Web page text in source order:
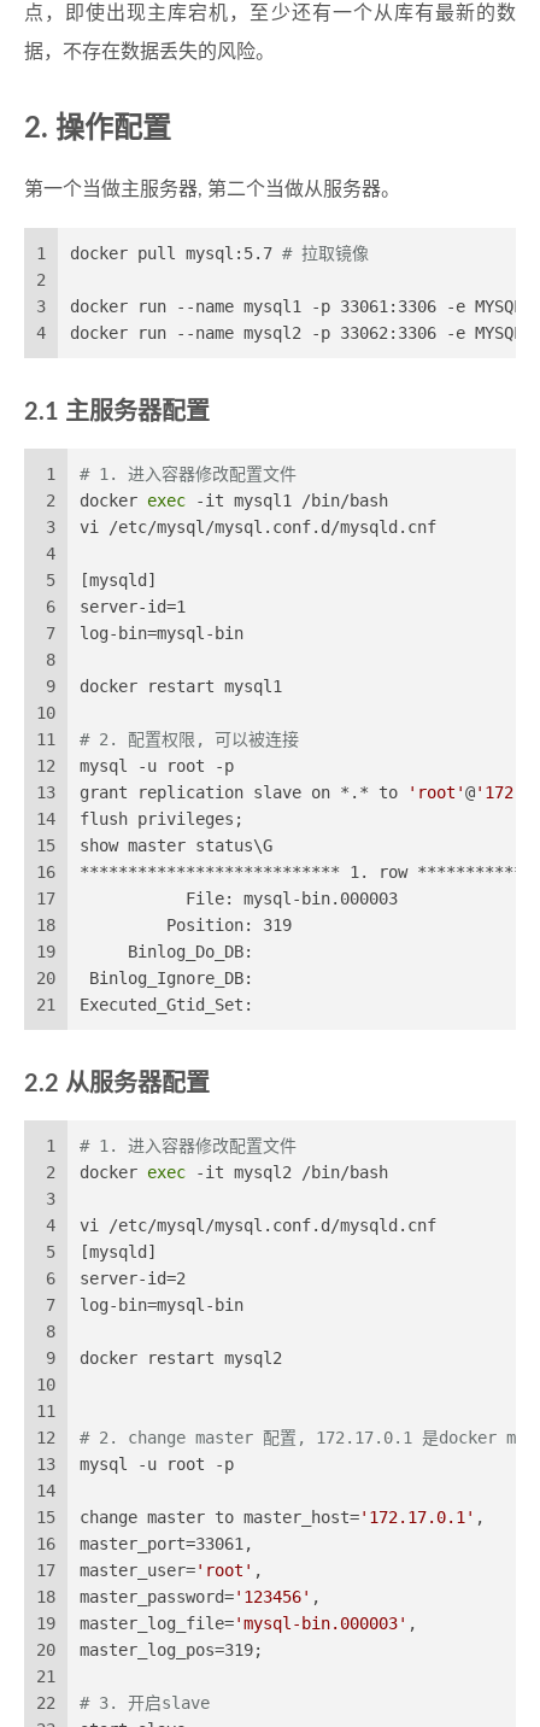
点，即使出现主库宕机，至少还有一个从库有最新的数
据，不存在数据丢失的风险。
2. 操作配置
第一个当做主服务器, 第二个当做从服务器。
1
2
3
4
docker pull mysql:5.7 # 拉取镜像
docker run --name mysql1 -p 33061:3306 -e
docker run --name mysql2 -p 33062:3306 -e
2.1 主服务器配置
1
2
3
4
5
6
7
8
9
10
11
12
13
14
15
16
17
18
19
20
21
# 1. 进入容器修改配置文件
docker exec -it mysql1 /bin/bash
vi /etc/mysql/mysql.conf.d/mysqld.cnf
[mysqld]
server-id=1
log-bin=mysql-bin
docker restart mysql1
# 2. 配置权限, 可以被连接
mysql -u root -p
grant replication slave on *.* to
'root'@
flush privileges;
show master status\G
*************************** 1. row
           File: mysql-bin.000003
         Position: 319
     Binlog_Do_DB:
Binlog_Ignore_DB:
Executed_Gtid_Set:
2.2 从服务器配置
1
2
3
4
5
6
7
8
9
10
11
12
13
14
15
16
17
18
19
20
21
22
# 1. 进入容器修改配置文件
docker exec -it mysql2 /bin/bash
vi /etc/mysql/mysql.conf.d/mysqld.cnf
[mysqld]
server-id=2
log-bin=mysql-bin
docker restart mysql2
# 2. change master 配置, 172.17.0.1 是docker mac
mysql -u root -p
change master to master_host='172.17.0.1' ,
master_port=33061,
master_user='root' ,
master_password='123456' ,
master_log_file='mysql-bin.000003' ,
master_log_pos=319;
# 3. 开启slave